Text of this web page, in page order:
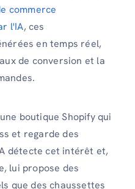
commerce
l'IA, ces
en temps réel,
de conversion et la
boutique Shopify qui
et regarde des
détecte cet intérêt et,
lui propose des
que des chaussettes